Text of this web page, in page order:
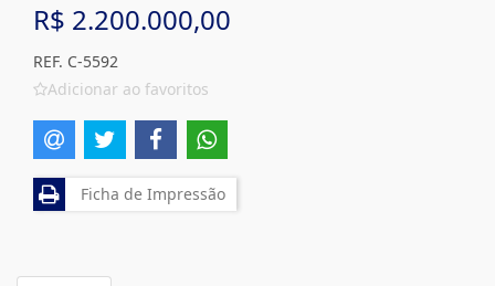
R$ 2.200.000,00
REF. C-5592
Adicionar ao favoritos
Ficha de Impressão